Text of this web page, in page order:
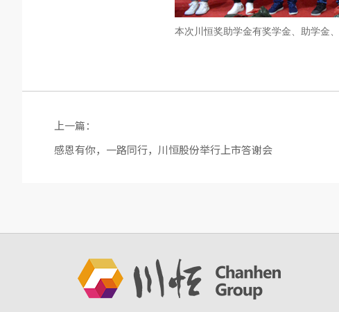
本次川恒奖助学金有奖学金、助学金
上一篇：
感恩有你，一路同行，川恒股份举行上市答谢会